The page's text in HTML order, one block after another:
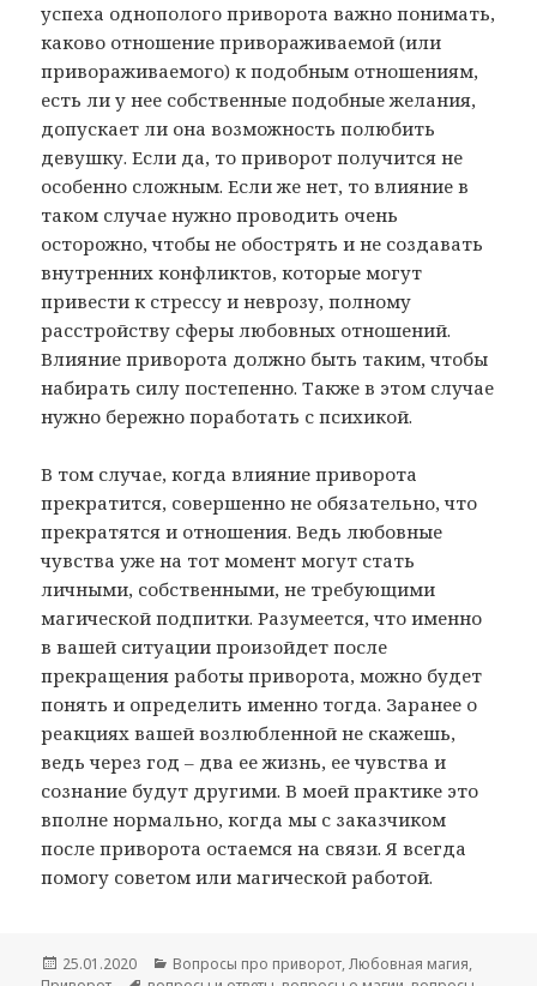
успеха однополого приворота важно понимать,
каково отношение привораживаемой (или
привораживаемого) к подобным отношениям,
есть ли у нее собственные подобные желания,
допускает ли она возможность полюбить
девушку. Если да, то приворот получится не
особенно сложным. Если же нет, то влияние в
таком случае нужно проводить очень
осторожно, чтобы не обострять и не создавать
внутренних конфликтов, которые могут
привести к стрессу и неврозу, полному
расстройству сферы любовных отношений.
Влияние приворота должно быть таким, чтобы
набирать силу постепенно. Также в этом случае
нужно бережно поработать с психикой.
В том случае, когда влияние приворота
прекратится, совершенно не обязательно, что
прекратятся и отношения. Ведь любовные
чувства уже на тот момент могут стать
личными, собственными, не требующими
магической подпитки. Разумеется, что именно
в вашей ситуации произойдет после
прекращения работы приворота, можно будет
понять и определить именно тогда. Заранее о
реакциях вашей возлюбленной не скажешь,
ведь через год – два ее жизнь, ее чувства и
сознание будут другими. В моей практике это
вполне нормально, когда мы с заказчиком
после приворота остаемся на связи. Я всегда
помогу советом или магической работой.
Опубликовано
25.01.2020 Рубрики
Вопросы про приворот,Любовная магия,